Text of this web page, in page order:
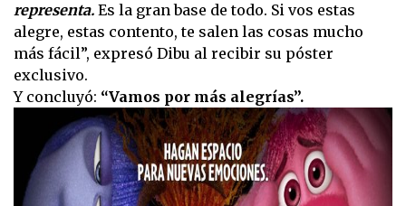
representa. Es la gran base de todo. Si vos estas
alegre, estas contento, te salen las cosas mucho
más fácil”, expresó Dibu al recibir su póster
exclusivo.
Y concluyó: “Vamos por más alegrías”.